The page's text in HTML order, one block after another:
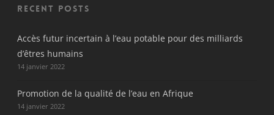
Recent Posts
Accès futur incertain à l’eau potable pour des milliards
d’êtres humains
14 janvier 2022
Promotion de la qualité de l’eau en Afrique
14 janvier 2022